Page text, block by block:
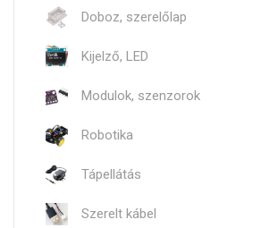
Doboz, szerelőlap
Kijelző, LED
Modulok, szenzorok
Robotika
Tápellátás
Szerelt kábel